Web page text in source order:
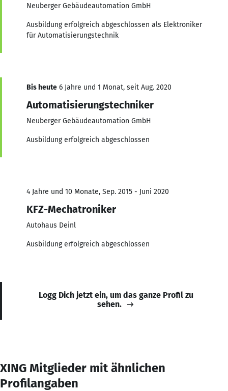
Neuberger Gebäudeautomation GmbH
Ausbildung erfolgreich abgeschlossen als Elektroniker
für Automatisierungstechnik
Bis heute 6 Jahre und 1 Monat, seit Aug. 2020
Automatisierungstechniker
Neuberger Gebäudeautomation GmbH
Ausbildung erfolgreich abgeschlossen
4 Jahre und 10 Monate, Sep. 2015 - Juni 2020
KFZ-Mechatroniker
Autohaus Deinl
Ausbildung erfolgreich abgeschlossen
Logg Dich jetzt ein, um das ganze Profil zu
sehen.
XING Mitglieder mit ähnlichen
Profilangaben